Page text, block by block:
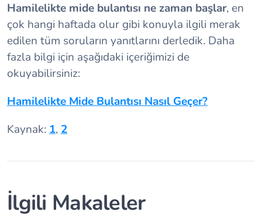
Hamilelikte mide bulantısı ne zaman başlar, en
çok hangi haftada olur gibi konuyla ilgili merak
edilen tüm soruların yanıtlarını derledik. Daha
fazla bilgi için aşağıdaki içeriğimizi de
okuyabilirsiniz:
Hamilelikte Mide Bulantısı Nasıl Geçer?
Kaynak:1,2
İlgili Makaleler